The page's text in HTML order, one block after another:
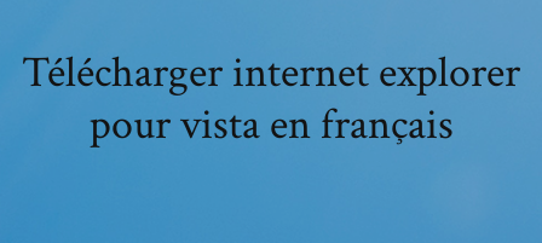
Télécharger internet explorer
pour vista en français